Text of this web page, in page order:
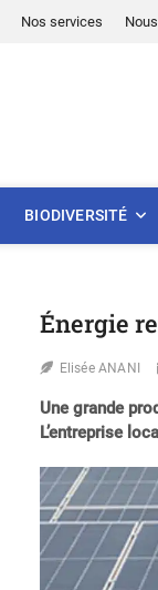
Nos services
BIODIVERSITÉ
Énergie
Elisée ANANI
Une grande
L’entreprise